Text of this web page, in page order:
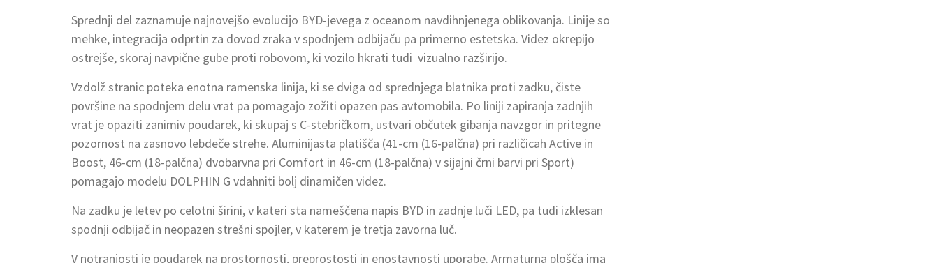
Sprednji del zaznamuje najnovejšo evolucijo BYD-jevega z oceanom navdihnjenega oblikovanja. Linije so
mehke, integracija odprtin za dovod zraka v spodnjem odbijaču pa primerno estetska. Videz okrepijo
ostrejše, skoraj navpične gube proti robovom, ki vozilo hkrati tudi vizualno razširijo.
Vzdolž stranic poteka enotna ramenska linija, ki se dviga od sprednjega blatnika proti zadku, čiste
površine na spodnjem delu vrat pa pomagajo zožiti opazen pas avtomobila. Po liniji zapiranja zadnjih
vrat je opaziti zanimiv poudarek, ki skupaj s C-stebričkom, ustvari občutek gibanja navzgor in pritegne
pozornost na zasnovo lebdeče strehe. Aluminijasta platišča (41-cm (16-palčna) pri različicah Active in
Boost, 46-cm (18-palčna) dvobarvna pri Comfort in 46-cm (18-palčna) v sijajni črni barvi pri Sport)
pomagajo modelu DOLPHIN G vdahniti bolj dinamičen videz.
Na zadku je letev po celotni širini, v kateri sta nameščena napis BYD in zadnje luči LED, pa tudi izklesan
spodnji odbijač in neopazen strešni spojler, v katerem je tretja zavorna luč.
V notranjosti je poudarek na prostornosti, preprostosti in enostavnosti uporabe. Armaturna plošča ima